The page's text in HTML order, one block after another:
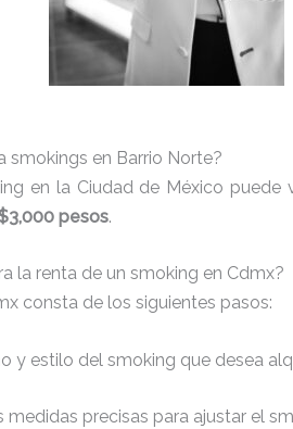
smokings en Barrio Norte?
en la Ciudad de México
pesos.
la renta de un smoking en Cdmx?
consta de los siguientes pasos:
y estilo del smoking que desea
precisas para ajustar el